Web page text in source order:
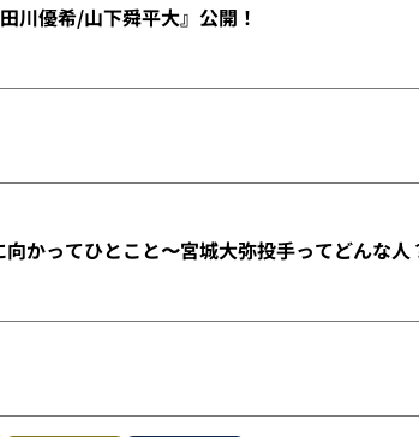
川優希/山下舜平大』公開！
向かってひとこと〜宮城大弥投手ってどんな